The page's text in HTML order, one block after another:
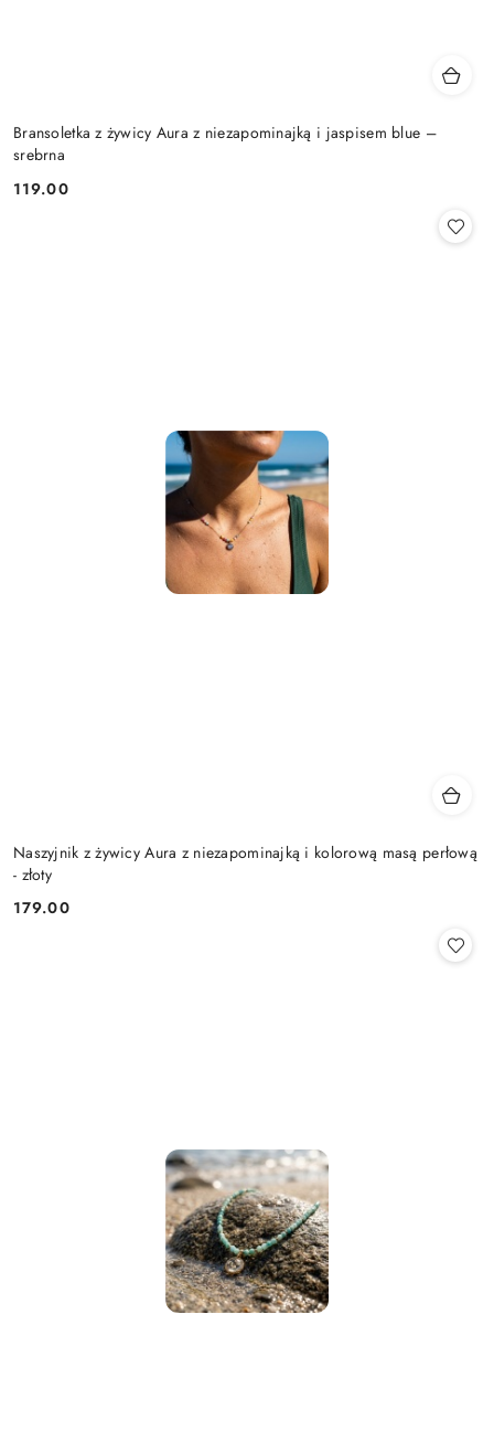
Bransoletka z żywicy Aura z niezapominajką i jaspisem blue –
srebrna
Cena:
119.00
Naszyjnik z żywicy Aura z niezapominajką i kolorową masą perłową
- złoty
Cena:
179.00